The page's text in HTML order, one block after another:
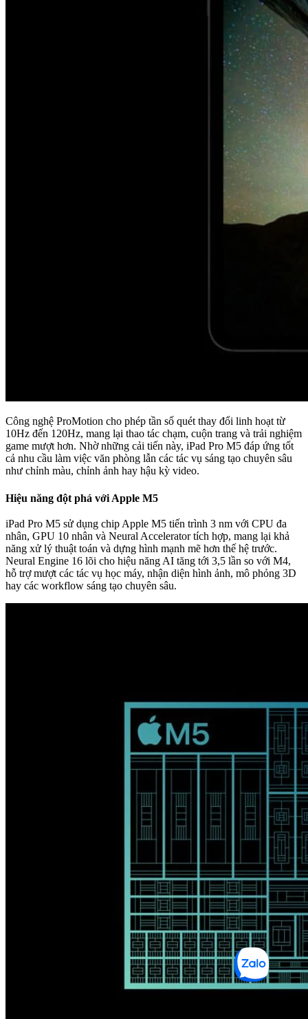
Công nghệ ProMotion cho phép tần số quét thay đổi linh hoạt từ
10Hz đến 120Hz, mang lại thao tác chạm, cuộn trang và trải nghiệm
game mượt hơn. Nhờ những cải tiến này, iPad Pro M5 đáp ứng tốt
cả nhu cầu làm việc văn phòng lẫn các tác vụ sáng tạo chuyên sâu
như chỉnh màu, chỉnh ảnh hay hậu kỳ video.
Hiệu năng đột phá với Apple M5
iPad Pro M5 sử dụng chip Apple M5 tiến trình 3 nm với CPU đa
nhân, GPU 10 nhân và Neural Accelerator tích hợp, mang lại khả
năng xử lý thuật toán và dựng hình mạnh mẽ hơn thế hệ trước.
Neural Engine 16 lõi cho hiệu năng AI tăng tới 3,5 lần so với M4,
hỗ trợ mượt các tác vụ học máy, nhận diện hình ảnh, mô phỏng 3D
hay các workflow sáng tạo chuyên sâu.